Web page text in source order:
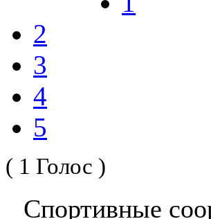
2
3
4
5
( 1 Голос )
Спортивные